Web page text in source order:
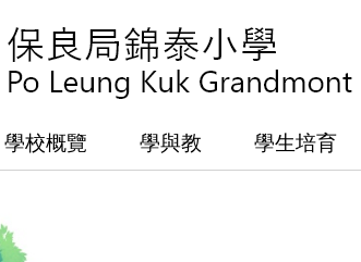
學校概覽 學與教 學生培育